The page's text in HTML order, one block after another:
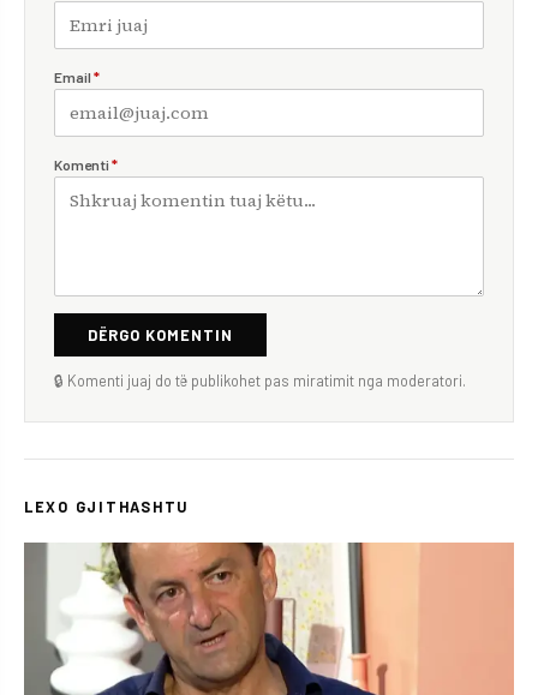
Email *
Komenti *
DËRGO KOMENTIN
🔒 Komenti juaj do të publikohet pas miratimit nga moderatori.
LEXO GJITHASHTU